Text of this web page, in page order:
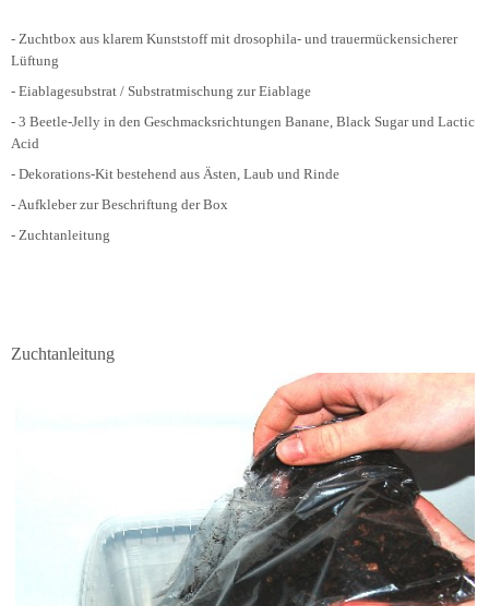
- Zuchtbox aus klarem Kunststoff mit drosophila- und trauermückensicherer
Lüftung
- Eiablagesubstrat / Substratmischung zur Eiablage
- 3 Beetle-Jelly in den Geschmacksrichtungen Banane, Black Sugar und Lactic
Acid
- Dekorations-Kit bestehend aus Ästen, Laub und Rinde
- Aufkleber zur Beschriftung der Box
- Zuchtanleitung
Zuchtanleitung